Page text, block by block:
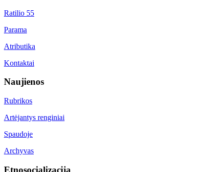
Ratilio 55
Parama
Atributika
Kontaktai
Naujienos
Rubrikos
Artėjantys renginiai
Spaudoje
Archyvas
Etnosocializacija